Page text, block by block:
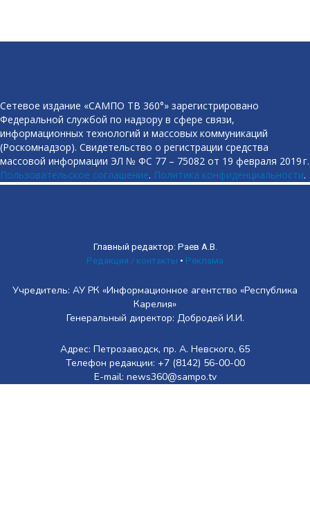
Сетевое издание «САМПО ТВ 360°» зарегистрировано
Федеральной службой по надзору в сфере связи,
информационных технологий и массовых коммуникаций
(Роскомнадзор). Свидетельство о регистрации средства
массовой информации ЭЛ № ФС 77 – 75082 от 19 февраля 2019 г.
Пользовательское соглашение. Политика конфиденциальности.
Главный редактор: Раев А.В.
Редакция / контакты • Реклама
Учредитель: АУ РК «Информационное агентство «Республика
Карелия»
Генеральный директор: Добродей И.И.
Адрес: Петрозаводск, пр. А. Невского, 65
Телефон редакции: +7 (8142) 56-00-00
E-mail: news360@sampo.tv